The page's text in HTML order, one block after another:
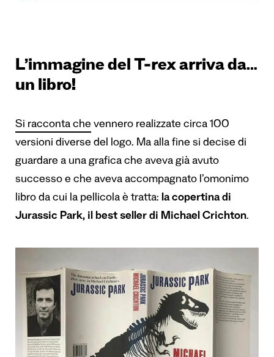
L’immagine del T-rex arriva da…
un libro!
Si racconta che vennero realizzate circa 100
versioni diverse del logo. Ma alla fine si decise di
guardare a una grafica che aveva già avuto
successo e che aveva accompagnato l’omonimo
libro da cui la pellicola è tratta: la copertina di
Jurassic Park, il best seller di Michael Crichton.